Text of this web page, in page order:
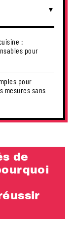
:
pour
pour
mesures sans
de